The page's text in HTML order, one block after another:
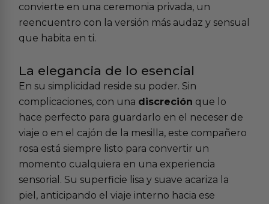
convierte en una ceremonia privada, un
reencuentro con la versión más audaz y sensual
que habita en ti.
La elegancia de lo esencial
En su simplicidad reside su poder. Sin
complicaciones, con una discreción que lo
hace perfecto para guardarlo en el neceser de
viaje o en el cajón de la mesilla, este compañero
rosa está siempre listo para convertir un
momento cualquiera en una experiencia
sensorial. Su superficie lisa y suave acariza la
piel, anticipando el viaje interno hacia ese